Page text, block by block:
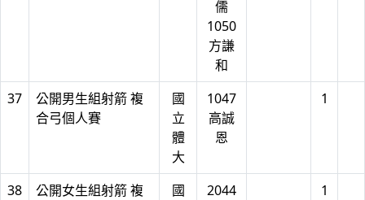
儒
1050
方謙
和
37
公開男生組射箭 複
合弓個人賽
國
立
體
大
1047
高誠
恩
1
38
公開女生組射箭 複
國
2044
1